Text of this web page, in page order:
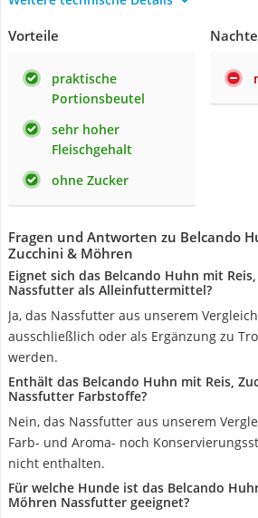
Vorteile
praktische
Portionsbeutel
sehr hoher
Fleischgehalt
ohne Zucker
Fragen und Antworten zu Belcando
Zucchini & Möhren
Eignet sich das Belcando Huhn mit
Nassfutter als Alleinfuttermittel?
Ja, das Nassfutter aus unserem
ausschließlich oder als Ergänzung zu
werden.
Enthält das Belcando Huhn mit Reis,
Nassfutter Farbstoffe?
Nein, das Nassfutter aus unserem
Farb- und Aroma- noch
nicht enthalten.
Für welche Hunde ist das Belcando
Möhren Nassfutter geeignet?